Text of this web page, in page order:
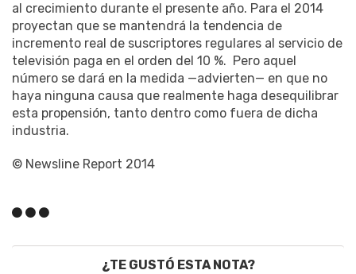
al crecimiento durante el presente año. Para el 2014
proyectan que se mantendrá la tendencia de
incremento real de suscriptores regulares al servicio de
televisión paga en el orden del 10 %. Pero aquel
número se dará en la medida —advierten— en que no
haya ninguna causa que realmente haga desequilibrar
esta propensión, tanto dentro como fuera de dicha
industria.
© Newsline Report 2014
¿TE GUSTÓ ESTA NOTA?